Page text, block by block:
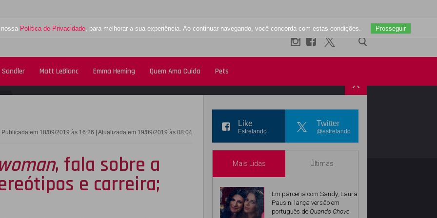
Política de Privacidade, para melhorar a sua experiência. Ao continuar navegando, você concorda com estas condições. Prosseguir
Sandler Matt LeBlanc Emma Heming Quem Ama Cuida Pets
X
Publicada em 18/09/2019 às 16:26 | Atualizada em 19/09/2019 às 08:04
, fala sobre a
e carreira;
Like
Estrelando
Twitter
@estrelando
Mais Lidas Últimas
Em parceria com Sandy, Laura
Pausini lança versão em
português de Quando Chove
INSTAGRAM